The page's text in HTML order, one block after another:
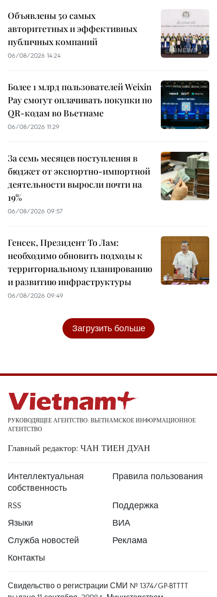
Объявлены 50 самых
авторитетных и эффективных
публичных компаний
06/08/2026 14:24
Более 1 млрд пользователей Weixin
Pay смогут оплачивать покупки по
QR-кодам во Вьетнаме
06/08/2026 11:29
За семь месяцев поступления в
бюджет от экспортно-импортной
деятельности выросли почти на
19%
06/08/2026 09:57
Генсек, Президент То Лам:
необходимо обновить подходы к
территориальному планированию
и развитию инфраструктуры
06/08/2026 09:49
Загрузить больше
РУКОВОДЯЩЕЕ АГЕНТСТВО: ВЬЕТНАМСКОЕ ИНФОРМАЦИОННОЕ
АГЕНТСТВО
Главный редактор: ЧАН ТИЕН ДУАН
Интеллектуальная
собственность
Правила пользования
RSS
Поддержка
Языки
ВИА
Служба новостей
Реклама
Контакты
Свидельство о регистрации СМИ № 1374/GP-BTTTT